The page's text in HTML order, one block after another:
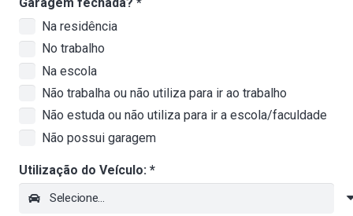
Na residência
No trabalho
Na escola
Não trabalha ou não utiliza para ir ao trabalho
Não estuda ou não utiliza para ir a escola/faculdade
Não possui garagem
Utilização do Veículo: *